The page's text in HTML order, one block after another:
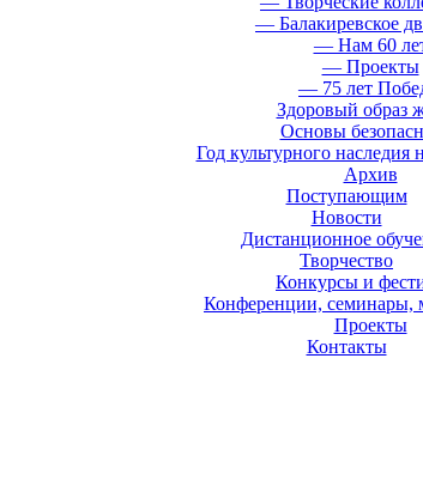
— Балакиревское
— Нам 60
— Проекты
— 75 лет
Здоровый образ
Основы
Год культурного наследия
Архив
Поступающим
Новости
Дистанционное
Творчество
Конкурсы и
Конференции, семинары,
Проекты
Контакты